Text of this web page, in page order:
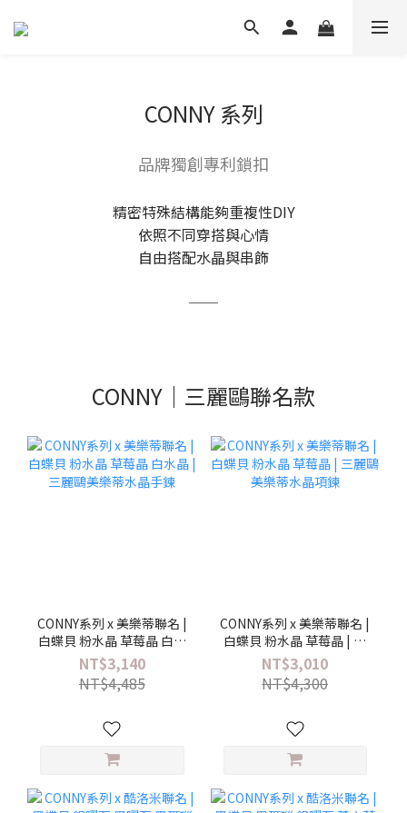
CONNY 系列
品牌獨創專利鎖扣
精密特殊結構能夠重複性DIY
依照不同穿搭與心情
自由搭配水晶與串飾
──
CONNY｜三麗鷗聯名款
CONNY系列 x 美樂蒂聯名 |
白蝶貝 粉水晶 草莓晶 白水
晶 | 三麗鷗美樂蒂水晶手鍊
NT$3,140
NT$4,485
CONNY系列 x 美樂蒂聯名 |
白蝶貝 粉水晶 草莓晶 | 三
麗鷗美樂蒂水晶項鍊
NT$3,010
NT$4,300